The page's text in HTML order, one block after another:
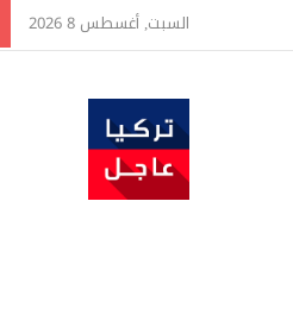
السبت, أغسطس 8 2026